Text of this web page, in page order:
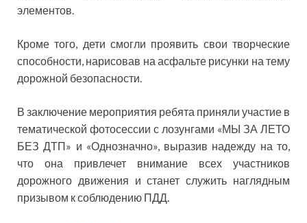
элементов.
Кроме того, дети смогли проявить свои творческие
способности, нарисовав на асфальте рисунки на тему
дорожной безопасности.
В заключение мероприятия ребята приняли участие в
тематической фотосессии с лозунгами «МЫ ЗА ЛЕТО
БЕЗ ДТП» и «Однозначно», выразив надежду на то,
что она привлечет внимание всех участников
дорожного движения и станет служить наглядным
призывом к соблюдению ПДД.